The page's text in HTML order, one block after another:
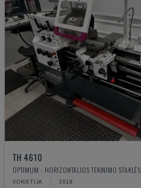
TH 4610
OPTIMUM - HORIZONTALIOS TEKINIMO STAKLĖS
VOKIETIJA 2018